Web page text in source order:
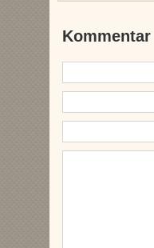
Kommentar